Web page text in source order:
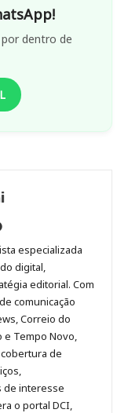
dentro de
Site
de
Anny
Malagolini
especializada
digital,
editorial. Com
comunicação
Correio do
e Tempo Novo,
de
de interesse
o portal DCI,